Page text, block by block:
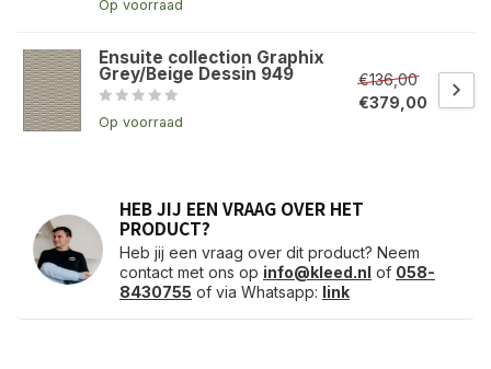
Op voorraad
Ensuite collection Graphix
Grey/Beige Dessin 949
Op voorraad
€136,00
€379,00
HEB JIJ EEN VRAAG OVER HET
PRODUCT?
Heb jij een vraag over dit product? Neem
contact met ons op info@kleed.nl of 058-
8430755 of via Whatsapp: link